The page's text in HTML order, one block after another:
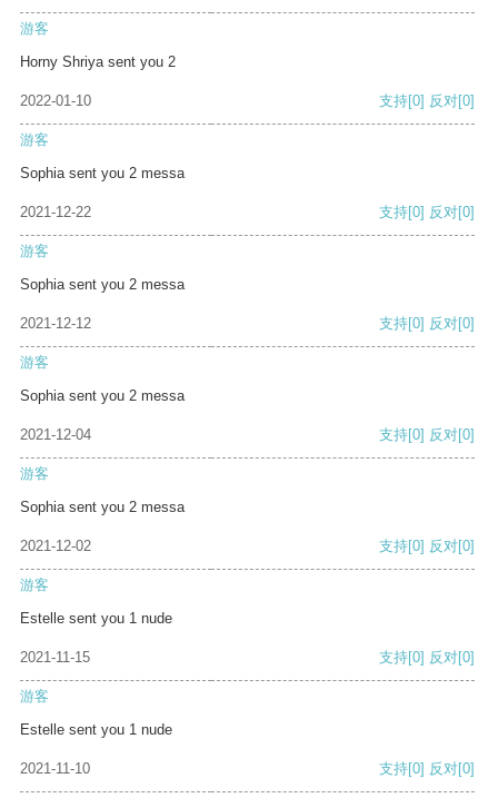
游客
Horny Shriya sent you 2
2022-01-10 支持[0] 反对[0]
游客
Sophia sent you 2 messa
2021-12-22 支持[0] 反对[0]
游客
Sophia sent you 2 messa
2021-12-12 支持[0] 反对[0]
游客
Sophia sent you 2 messa
2021-12-04 支持[0] 反对[0]
游客
Sophia sent you 2 messa
2021-12-02 支持[0] 反对[0]
游客
Estelle sent you 1 nude
2021-11-15 支持[0] 反对[0]
游客
Estelle sent you 1 nude
2021-11-10 支持[0] 反对[0]